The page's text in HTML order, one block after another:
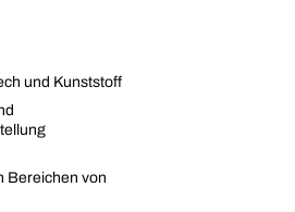
und Kunststoff
Bereichen von